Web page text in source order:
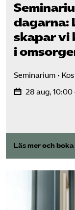
dagarna:
skapar
i
Seminarium
28 aug, 10:00
Läs mer och boka